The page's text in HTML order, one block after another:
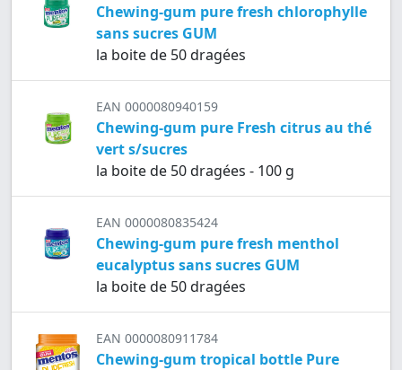
Chewing-gum pure fresh chlorophylle
sans sucres GUM
la boite de 50 dragées
EAN 0000080940159
Chewing-gum pure Fresh citrus au thé
vert s/sucres
la boite de 50 dragées - 100 g
EAN 0000080835424
Chewing-gum pure fresh menthol
eucalyptus sans sucres GUM
la boite de 50 dragées
EAN 0000080911784
Chewing-gum tropical bottle Pure